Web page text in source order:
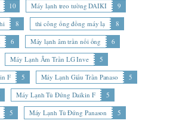
10 Máy lạnh treo tường DAIKI
9
8 thi công ống đồng máy lạ
8
6 Máy lạnh âm trần nối ống
6
Máy Lạnh Âm Trần LG Inve
5
F
5 Máy Lạnh Giấu Trần Panaso
5
Máy Lạnh Tủ Đứng Daikin F
5
5 Máy Lạnh Tủ Đứng Panason 5